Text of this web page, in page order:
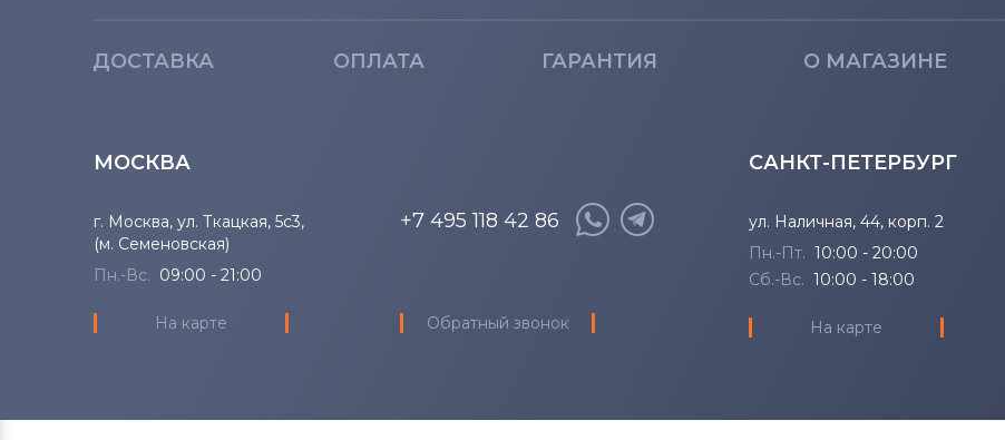
ДОСТАВКА ОПЛАТА ГАРАНТИЯ О МАГАЗИНЕ
МОСКВА
г. Москва, ул. Ткацкая, 5с3,
(м. Семеновская)
Пн.-Вс. 09:00 - 21:00
На карте
+7 495 118 42 86
Обратный звонок
САНКТ-ПЕТЕРБУРГ
ул. Наличная, 44, корп. 2
Пн.-Пт. 10:00 - 20:00
Сб.-Вс. 10:00 - 18:00
На карте